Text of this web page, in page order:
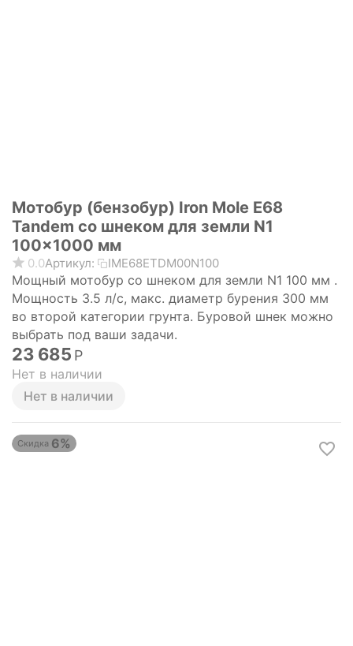
Мотобур (бензобур) Iron Mole E68
Tandem со шнеком для земли N1
100x1000 мм
0.0Артикул: IME68ЕТDM00N100
Мощный мотобур со шнеком для земли N1 100 мм .
Мощность 3.5 л/с, макс. диаметр бурения 300 мм
во второй категории грунта. Буровой шнек можно
выбрать под ваши задачи.
23 685 Р
Нет в наличии
Нет в наличии
Скидка 6%